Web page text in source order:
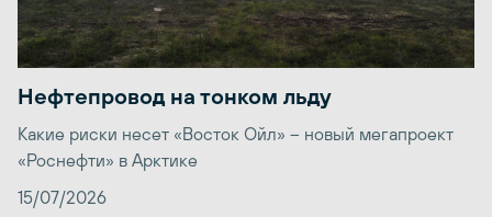
Нефтепровод на тонком льду
Какие риски несет «Восток Ойл» – новый мегапроект
«Роснефти» в Арктике
15/07/2026